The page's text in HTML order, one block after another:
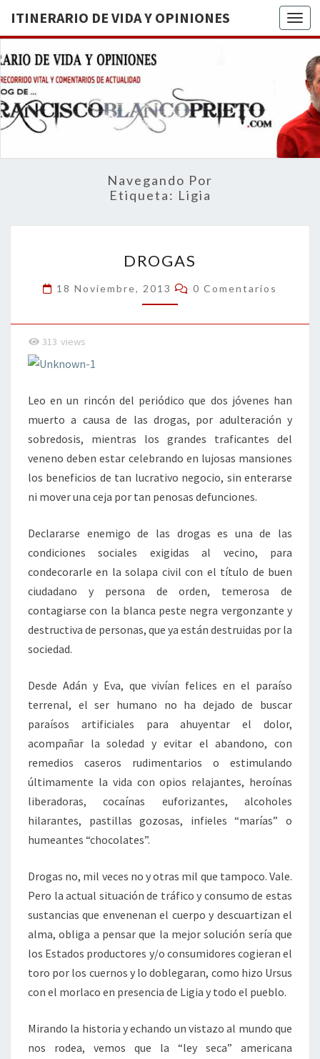
ITINERARIO DE VIDA Y OPINIONES
DE
BREVE
RECORRIDO
VITAL Y
ACTUALIDAD
Navegando Por
Etiqueta: Ligia
DROGAS
18 Noviembre, 2013 Comentarios
0 Comentarios
313 views
Leo en un rincón del periódico que dos jóvenes han
muerto a causa de las drogas, por adulteración y
sobredosis, mientras los grandes traficantes del
veneno deben estar celebrando en lujosas mansiones
los beneficios de tan lucrativo negocio, sin enterarse
ni mover una ceja por tan penosas defunciones.
Declararse enemigo de las drogas es una de las
condiciones sociales exigidas al vecino, para
condecorarle en la solapa civil con el título de buen
ciudadano y persona de orden, temerosa de
contagiarse con la blanca peste negra vergonzante y
destructiva de personas, que ya están destruidas por la
sociedad.
Desde Adán y Eva, que vivían felices en el paraíso
terrenal, el ser humano no ha dejado de buscar
paraísos artificiales para ahuyentar el dolor,
acompañar la soledad y evitar el abandono, con
remedios caseros rudimentarios o estimulando
últimamente la vida con opios relajantes, heroínas
liberadoras, cocaínas euforizantes, alcoholes
hilarantes, pastillas gozosas, infieles “marías” o
humeantes “chocolates”.
Drogas no, mil veces no y otras mil que tampoco. Vale.
Pero la actual situación de tráfico y consumo de estas
sustancias que envenenan el cuerpo y descuartizan el
alma, obliga a pensar que la mejor solución sería que
los Estados productores y/o consumidores cogieran el
toro por los cuernos y lo doblegaran, como hizo Ursus
con el morlaco en presencia de Ligia y todo el pueblo.
Mirando la historia y echando un vistazo al mundo que
nos rodea, vemos que la “ley seca” americana